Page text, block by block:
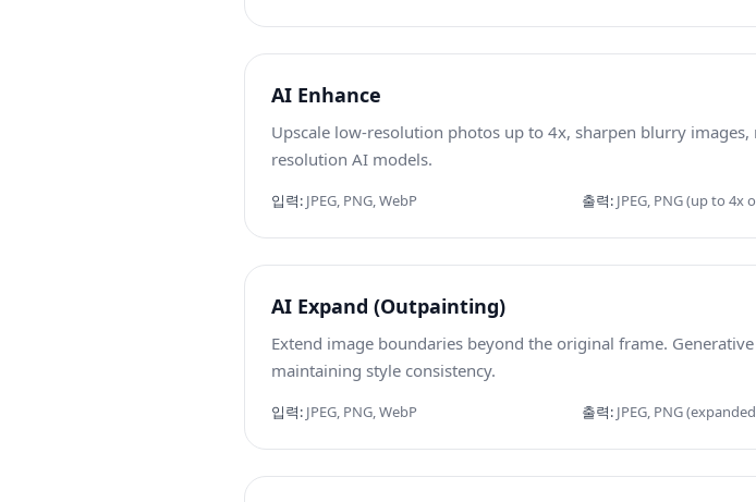
AI Enhance
Upscale low-resolution photos up to 4x, sharpen blurry
resolution AI models.
입력: JPEG, PNG, WebP 출력: JPEG, PNG (up to
AI Expand (Outpainting)
Extend image boundaries beyond the original frame.
maintaining style consistency.
입력: JPEG, PNG, WebP 출력: JPEG, PNG